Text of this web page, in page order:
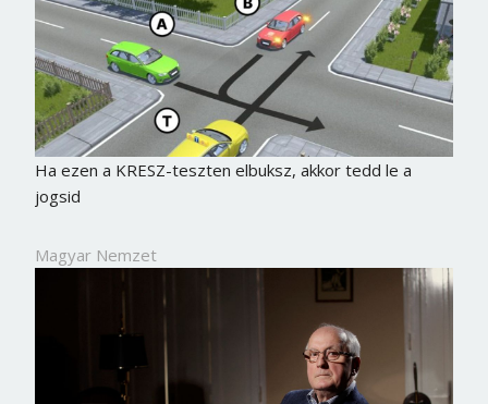
Ha ezen a KRESZ-teszten elbuksz, akkor tedd le a
jogsid
Magyar Nemzet